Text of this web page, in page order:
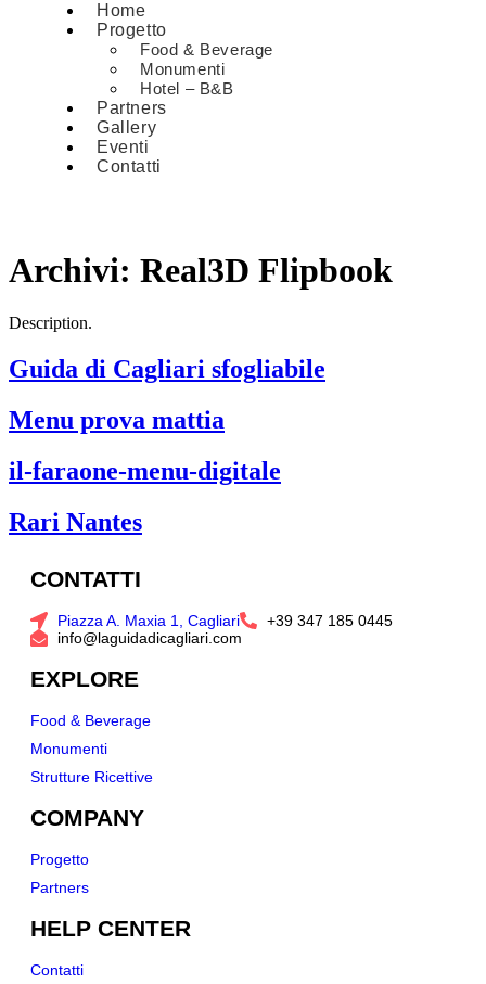
Home
Progetto
Food & Beverage
Monumenti
Hotel – B&B
Partners
Gallery
Eventi
Contatti
Archivi: Real3D Flipbook
Description.
Guida di Cagliari sfogliabile
Menu prova mattia
il-faraone-menu-digitale
Rari Nantes
CONTATTI
Piazza A. Maxia 1, Cagliari
+39 347 185 0445
info@laguidadicagliari.com
EXPLORE
Food & Beverage
Monumenti
Strutture Ricettive
COMPANY
Progetto
Partners
HELP CENTER
Contatti